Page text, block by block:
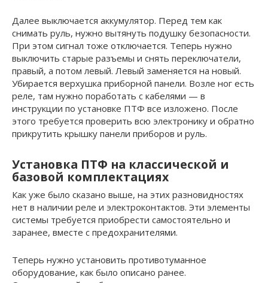
Далее выключается аккумулятор. Перед тем как
снимать руль, нужно вытянуть подушку безопасности.
При этом сигнал тоже отключается. Теперь нужно
выключить старые разъемы и снять переключатели,
правый, а потом левый. Левый заменяется на новый.
Убирается верхушка приборной панели. Возле ног есть
реле, там нужно поработать с кабелями — в
инструкции по установке ПТФ все изложено. После
этого требуется проверить всю электронику и обратно
прикрутить крышку панели приборов и руль.
Установка ПТФ на классической и
базовой комплектациях
Как уже было сказано выше, на этих разновидностях
нет в наличии реле и электроконтактов. Эти элементы
системы требуется приобрести самостоятельно и
заранее, вместе с предохранителями.
Теперь нужно установить противотуманное
оборудование, как было описано ранее.